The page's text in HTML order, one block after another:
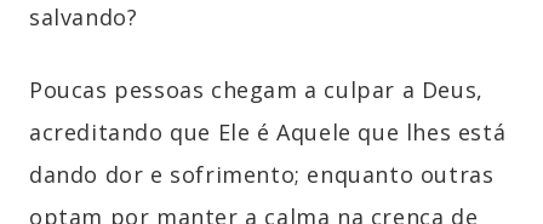
salvando?
Poucas pessoas chegam a culpar a Deus,
acreditando que Ele é Aquele que lhes está
dando dor e sofrimento; enquanto outras
optam por manter a calma na crença de